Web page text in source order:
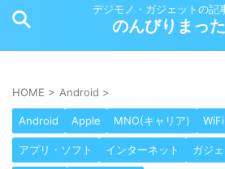
デジモノ・ガジェットの記
のんびりまっ
HOME > Android >
Android Apple MNO(キャリア)
アプリ・ソフト インターネット ガジ